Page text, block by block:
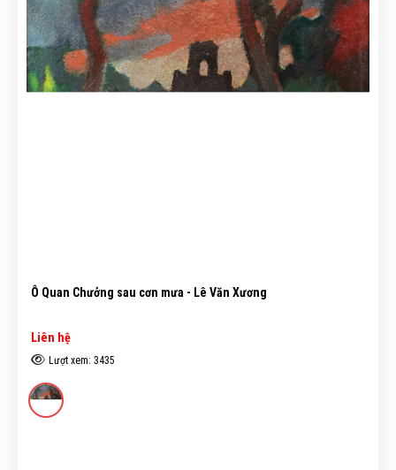
Ô Quan Chưởng sau cơn mưa - Lê Văn Xương
Liên hệ
Lượt xem: 3435